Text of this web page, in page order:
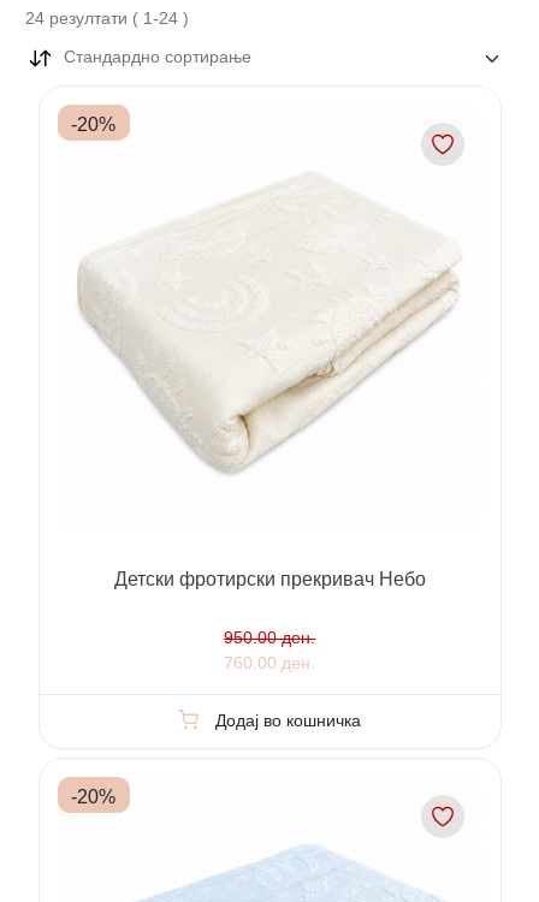
24 резултати ( 1-24 )
Стандардно сортирање
-20%
Детски фротирски прекривач Небо
950.00 ден.
760.00 ден.
Додај во кошничка
-20%